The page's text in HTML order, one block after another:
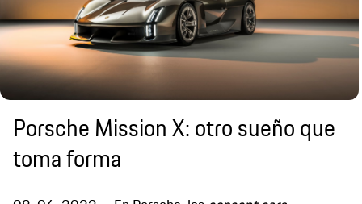
Porsche Mission X: otro sueño que
toma forma